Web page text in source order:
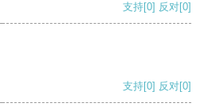
支持[0] 反对[0]
支持[0] 反对[0]